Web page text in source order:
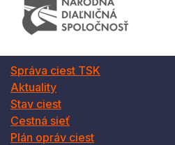
Správa ciest TSK
Aktuality
Stav ciest
Cestná sieť
Plán opráv ciest